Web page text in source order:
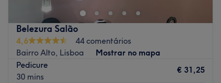
Transporte público mais próximo
A 3 minutos a pé da paragem de metro Alvalade.
A equipa
Uma equipa qualificada e experiente, especializada nas
suas áreas de atuação.
Belezura Salão
4,6
44 comentários
Bairro Alto, Lisboa
Mostrar no mapa
Pedicure
30 mins
€ 31,25